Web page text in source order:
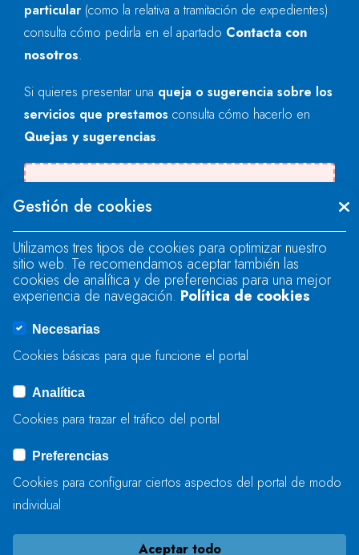
particular (como la relativa a tramitación de expedientes)
consulta cómo pedirla en el apartado Contacta con
nosotros.
Si quieres presentar una queja o sugerencia sobre los
servicios que prestamos consulta cómo hacerlo en
Quejas y sugerencias.
"text".
Se produjo un error al cargar el campo
"text".
Se produjo un error al cargar el campo
ENVIAR
Gestión de cookies
Utilizamos tres tipos de cookies para optimizar nuestro
sitio web. Te recomendamos aceptar también las
cookies de analítica y de preferencias para una mejor
experiencia de navegación. Política de cookies
Necesarias
Cookies básicas para que funcione el portal
Analítica
Cookies para trazar el tráfico del portal
Preferencias
Cookies para configurar ciertos aspectos del portal de modo
individual
Aceptar todo